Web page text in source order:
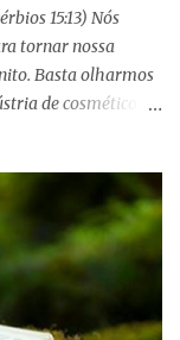
15:13) Nós
tornar nossa
Basta olharmos
de cosméticos e
de se cuidar e
e atraente. Eu
no entanto,
interior. A
desenfreada
afirmar, e mostrar